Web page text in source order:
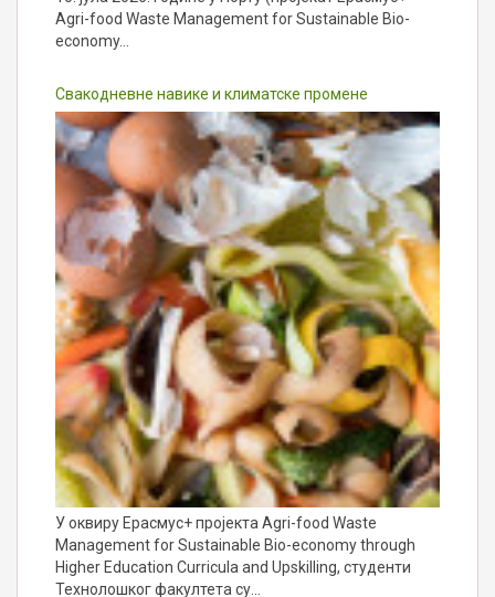
Agri-food Waste Management for Sustainable Bio-
economy…
Свакодневне навике и климатске промене
У оквиру Ерасмус+ пројекта Agri-food Waste
Management for Sustainable Bio-economy through
Higher Education Curricula and Upskilling, студенти
Технолошког факултета су…